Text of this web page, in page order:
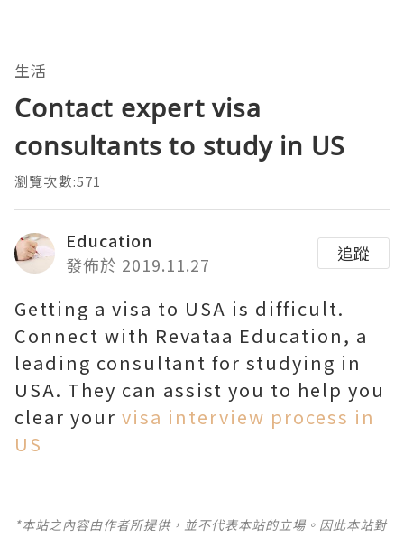
生活
Contact expert visa
consultants to study in US
瀏覽次數:571
Education
發佈於 2019.11.27
追蹤
Getting a visa to USA is difficult.
Connect with Revataa Education, a
leading consultant for studying in
USA. They can assist you to help you
clear your visa interview process in
US
*本站之內容由作者所提供，並不代表本站的立場。因此本站對